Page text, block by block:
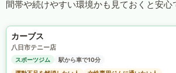
間帯や続けやすい環境かも見ておくと安心
カーブス
八日市テニー店
スポーツジム
駅から車で10分